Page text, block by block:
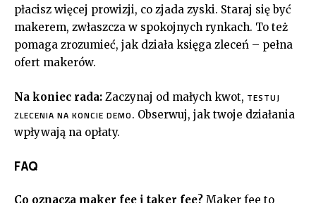
płacisz więcej prowizji, co zjada zyski. Staraj się być
makerem, zwłaszcza w spokojnych rynkach. To też
pomaga zrozumieć, jak działa księga zleceń – pełna
ofert makerów.
Na koniec rada: Zaczynaj od małych kwot, TESTUJ
ZLECENIA NA KONCIE DEMO. Obserwuj, jak twoje działania
wpływają na opłaty.
FAQ
Co oznacza maker fee i taker fee? Maker fee to